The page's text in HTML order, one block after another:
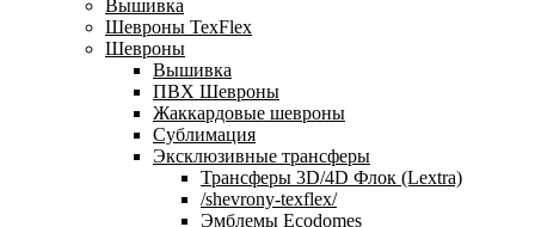
Вышивка
Шевроны TexFlex
Шевроны
Вышивка
ПВХ Шевроны
Жаккардовые шевроны
Сублимация
Эксклюзивные трансферы
Трансферы 3D/4D Флок (Lextra)
/shevrony-texflex/
Эмблемы Ecodomes